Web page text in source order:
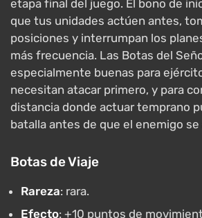
etapa final del juego. El bono de
que tus unidades actúen antes,
posiciones y interrumpan los
más frecuencia. Las Botas del
especialmente buenas para
necesitan atacar primero, y para
distancia donde actuar temprano
batalla antes de que el enemigo se
Botas de Viaje
Rareza: rara.
Efecto: +10 puntos de